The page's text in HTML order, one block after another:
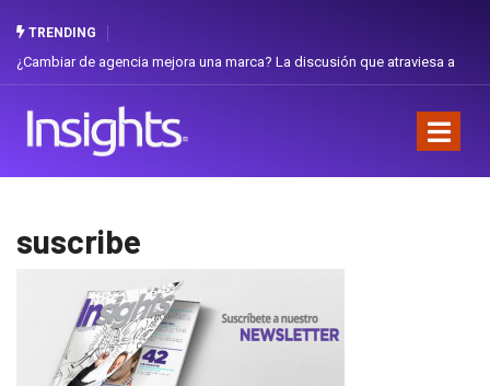
TRENDING
¿Cambiar de agencia mejora una marca? La discusión que atraviesa a
suscribe